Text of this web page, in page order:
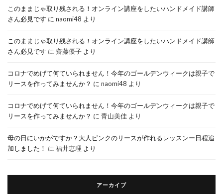
このままじゃ取り残される！オンライン講座をしたいハンドメイド講師
さん必見です に naomi48 より
このままじゃ取り残される！オンライン講座をしたいハンドメイド講師
さん必見です に 齋藤優子 より
コロナでめげて何ていられません！今年のゴールデンウィークは親子で
リースを作ってみませんか？ に naomi48 より
コロナでめげて何ていられません！今年のゴールデンウィークは親子で
リースを作ってみませんか？ に 青山美佳 より
母の日にいかがですか？大人ピンクのリースが作れるレッスンー日程追
加しました！ に 福井恵理 より
アーカイブ